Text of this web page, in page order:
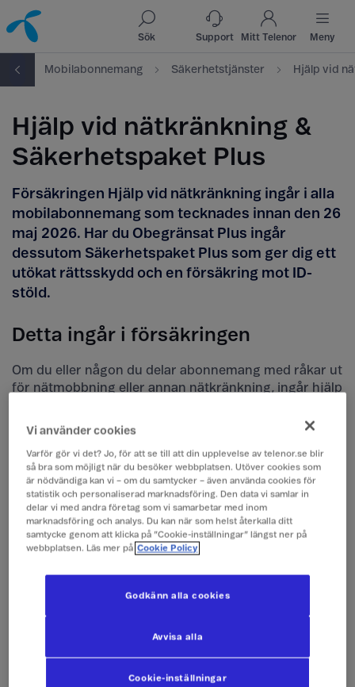
Till innehåll
Till sök
Sök Support Mitt Telenor Meny
Mobilabonnemang Säkerhetstjänster Hjälp vid
Hjälp vid nätkränkning &
Säkerhetspaket Plus
Försäkringen Hjälp vid nätkränkning ingår i alla
mobilabonnemang som tecknades innan den 26
maj 2026. Har du Obegränsat Plus ingår
dessutom Säkerhetspaket Plus som ger dig ett
utökat rättsskydd och en försäkring mot ID-
stöld.
Detta ingår i försäkringen
Om du eller någon du delar abonnemang med råkar ut
för nätmobbning eller annan nätkränkning, ingår hjälp
får också hjälp att göra polisanmälan samt ersättning
rättegångskostnader.
5 timmar kostnadsfri juridisk rådgivning per år
Ersättning för psykologhjälp upp till 5 000 kr
Ersättning för förlorad arbetsinkomst upp till 5 000
kr
Så anmäler du nätkränkning
Anmälan av nätkränkning görs till vår
HELP.
Vi använder cookies
Varför gör vi det? Jo, för att se till att din upplevelse av telenor.se blir
så bra som möjligt när du besöker webbplatsen. Utöver cookies som
är nödvändiga kan vi – om du samtycker – även använda cookies för
statistik och personaliserad marknadsföring. Den data vi samlar in
delar vi med andra företag som vi samarbetar med inom
marknadsföring och analys. Du kan när som helst återkalla ditt
samtycke genom att klicka på ”Cookie-inställningar” längst ner på
webbplatsen. Läs mer på Cookie Policy
Cookie-inställningar
Avvisa alla
Godkänn alla cookies